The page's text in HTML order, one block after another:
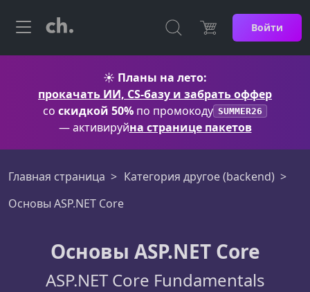
Войти
☀️ Планы на лето:
прокачать ИИ, CS-базу и забрать оффер
со скидкой 50% по промокоду SUMMER26
— активируйна странице пакетов
Главная страница
Категория другое (backend)
Основы ASP.NET Core
Основы ASP.NET Core
ASP.NET Core Fundamentals